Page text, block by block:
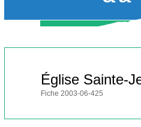
Église Sainte-
Fiche 2003-06-425